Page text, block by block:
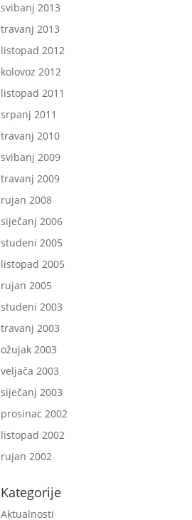
svibanj 2013
travanj 2013
listopad 2012
kolovoz 2012
listopad 2011
srpanj 2011
travanj 2010
svibanj 2009
travanj 2009
rujan 2008
siječanj 2006
studeni 2005
listopad 2005
rujan 2005
studeni 2003
travanj 2003
ožujak 2003
veljača 2003
siječanj 2003
prosinac 2002
listopad 2002
rujan 2002
Kategorije
Aktualnosti